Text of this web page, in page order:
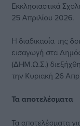
Εκκλησιαστικά
25 Απριλίου 2026.
Η διαδικασία της
εισαγωγή στα
(ΔΗΜ.Ω.Σ.)
την Κυριακή 26
Τα αποτελέσματα
Τα αποτελέσματα